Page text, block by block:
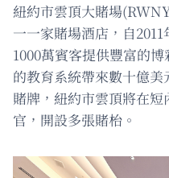
紐約市雲頂大賭場
一一家賭場酒店，自
1000萬賓客提供豐富的
的教育系統帶來數十億
賭牌，紐約市雲頂將在
官，開設多張賭枱。